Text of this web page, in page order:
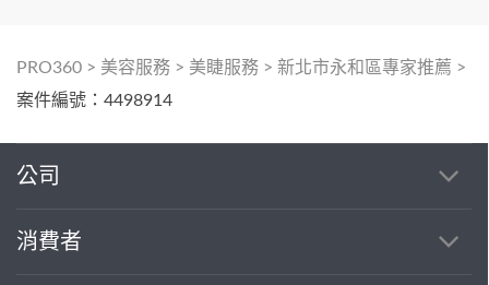
PRO360 > 美容服務 > 美睫服務 > 新北市永和區專家推薦 >
案件編號：4498914
公司
消費者